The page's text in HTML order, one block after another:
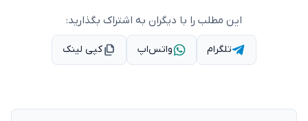
این مطلب را با دیگران به اشتراک بگذارید:
تلگرام واتس‌اپ کپی لینک